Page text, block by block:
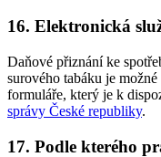
16. Elektronická
Daňové přiznání ke
surového tabáku je
formuláře, který je k
správy České republiky.
17. Podle kterého